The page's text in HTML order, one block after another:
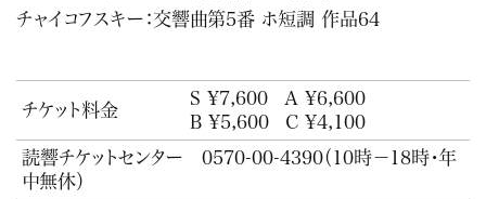
チャイコフスキー：交響曲第5番 ホ短調 作品64
チケット料金
S ¥7,600
A ¥6,600
B ¥5,600
C ¥4,100
読響チケットセンター 0570-00-4390（10時－18時・年
中無休）